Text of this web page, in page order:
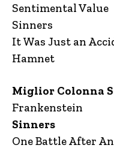
Sentimental Value
Sinners
It Was Just an
Hamnet
Miglior Colonna
Frankenstein
Sinners
One Battle After